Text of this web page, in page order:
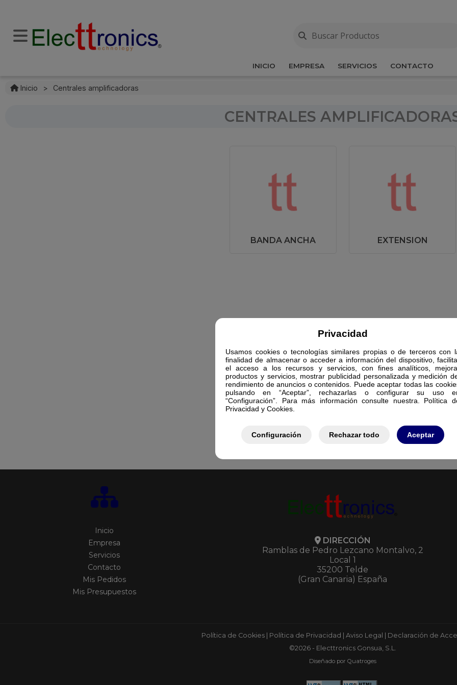
Privacidad
Usamos cookies o tecnologías similares propias o de terceros con
finalidad de almacenar o acceder a información del dispositivo,
el acceso a los recursos y servicios, con fines analíticos,
productos y servicios, mostrar publicidad personalizada y medición
rendimiento de anuncios o contenidos. Puede aceptar todas las
pulsando en “Aceptar”, rechazarlas o configurar su uso
“Configuración”. Para más información consulte nuestra. Política
Privacidad y Cookies.
Configuración Rechazar todo Aceptar
INICIO EMPRESA SERVICIOS CONTACTO
Inicio > Centrales amplificadoras
CENTRALES
BANDA ANCHA EXTENSION
Inicio
Empresa
Servicios
Contacto
Mis Pedidos
Mis Presupuestos
DIRECCIÓN
Ramblas de Pedro Lezcano Montalvo, 2
Local 1
35200 Telde
(Gran Canaria) España
Política de Cookies| Política de Privacidad Aviso Legal
Declaración de
©2026 - Electtronics Gonsua, S.L.
Diseñado por Quatroges